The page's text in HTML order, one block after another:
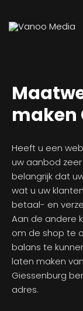
maken
Heeft u een
uw aanbod
belangrijk dat
wat u uw
betaal- en
Aan de andere
om de shop te
balans te
laten maken
Giessenburg
adres.